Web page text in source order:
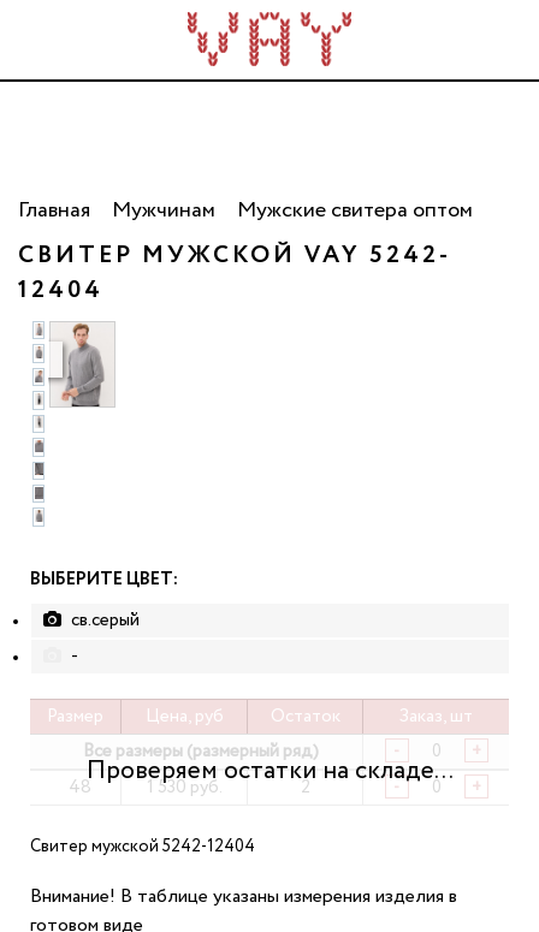
Трикотаж для всей семьи. Сделано в России. Опт
от 5 000 рублей.
Главная Мужчинам Мужские свитера оптом
СВИТЕР МУЖСКОЙ VAY 5242-
12404
ВЫБЕРИТЕ ЦВЕТ:
св.серый
-
Размер Цена, руб Остаток
Заказ, шт
Все размеры (размерный ряд)
- +
48 1 530 руб. 2 - +
Свитер мужской 5242-12404
Внимание! В таблице указаны измерения изделия в
готовом виде